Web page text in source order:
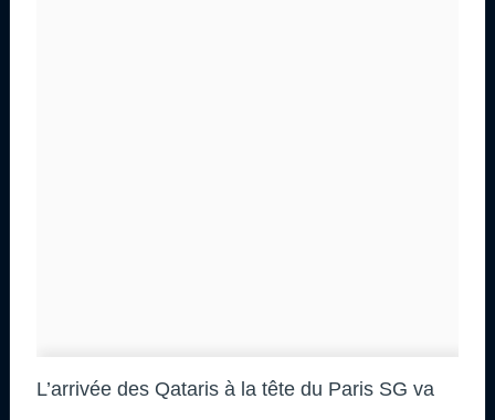
L’arrivée des Qataris à la tête du Paris SG va